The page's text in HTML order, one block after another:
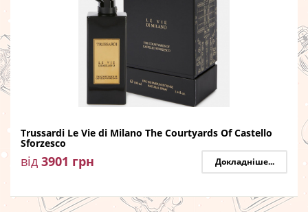
Trussardi Le Vie di Milano The Courtyards Of Castello
Sforzesco
від 3901 грн Докладніше...